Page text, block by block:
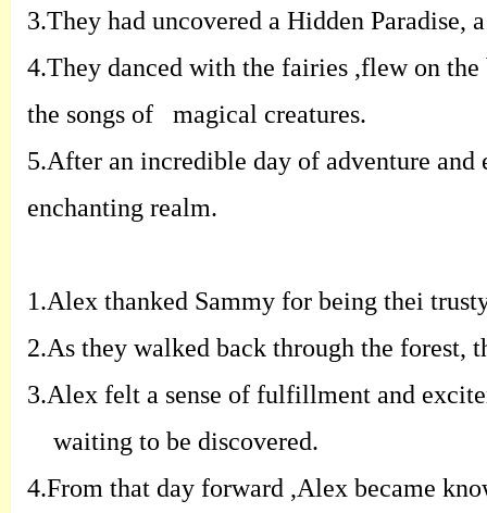
3.They had uncovered a Hidden Paradise,
4.They danced with the fairies ,flew on
the songs of
magical creatures.
5.After an incredible day of adventure
enchanting realm.
1.Alex thanked Sammy for being thei
2.As they walked back through the forest,
3.Alex felt a sense of fulfillment and
waiting to be discovered.
4.From that day forward ,Alex became